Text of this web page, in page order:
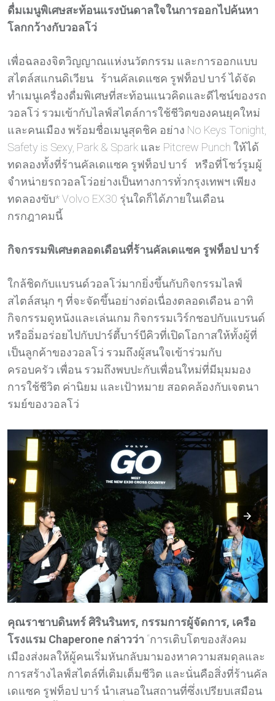
ดื่มเมนูพิเศษสะท้อนแรงบันดาลใจในการออกไปค้นหา
โลกกว้างกับวอลโว่
เพื่อฉลองจิตวิญญาณแห่งนวัตกรรม และการออกแบบ
สไตล์สแกนดิเวียน ร้านคัลเดแซค รูฟท็อป บาร์ ได้จัด
ทำเมนูเครื่องดื่มพิเศษที่สะท้อนแนวคิดและดีไซน์ของรถ
วอลโว่ รวมเข้ากับไลฟ์สไตล์การใช้ชีวิตของคนยุคใหม่
และคนเมือง พร้อมชื่อเมนูสุดชิค อย่าง No Keys Tonight,
Safety is Sexy, Park & Spark และ Pitcrew Punch ให้ได้
ทดลองทั้งที่ร้านคัลเดแซค รูฟท็อป บาร์ หรือที่โชว์รูมผู้
จำหน่ายรถวอลโว่อย่างเป็นทางการทั่วกรุงเทพฯ เพียง
ทดลองขับ* Volvo EX30 รุ่นใดก็ได้ภายในเดือน
กรกฎาคมนี้
กิจกรรมพิเศษตลอดเดือนที่ร้านคัลเดแซค รูฟท็อป บาร์
ใกล้ชิดกับแบรนด์วอลโว่มากยิ่งขึ้นกับกิจกรรมไลฟ์
สไตล์สนุก ๆ ที่จะจัดขึ้นอย่างต่อเนื่องตลอดเดือน อาทิ
กิจกรรมดูหนังและเล่นเกม กิจกรรมเวิร์กชอปกับแบรนด์
หรืออิ่มอร่อยไปกับปาร์ตี้บาร์บีคิวที่เปิดโอกาสให้ทั้งผู้ที่
เป็นลูกค้าของวอลโว่ รวมถึงผู้สนใจเข้าร่วมกับ
ครอบครัว เพื่อน รวมถึงพบปะกับเพื่อนใหม่ที่มีมุมมอง
การใช้ชีวิต ค่านิยม และเป้าหมาย สอดคล้องกับเจตนา
รมย์ของวอลโว่
คุณราชาบดินทร์ ศิรินรินทร, กรรมการผู้จัดการ, เครือ
โรงแรม Chaperone กล่าวว่า “การเติบโตของสังคม
เมืองส่งผลให้ผู้คนเริ่มหันกลับมามองหาความสมดุลและ
การสร้างไลฟ์สไตล์ที่เติมเต็มชีวิต และนั่นคือสิ่งที่ร้านคัล
เดแซค รูฟท็อป บาร์ นำเสนอในสถานที่ซึ่งเปรียบเสมือน